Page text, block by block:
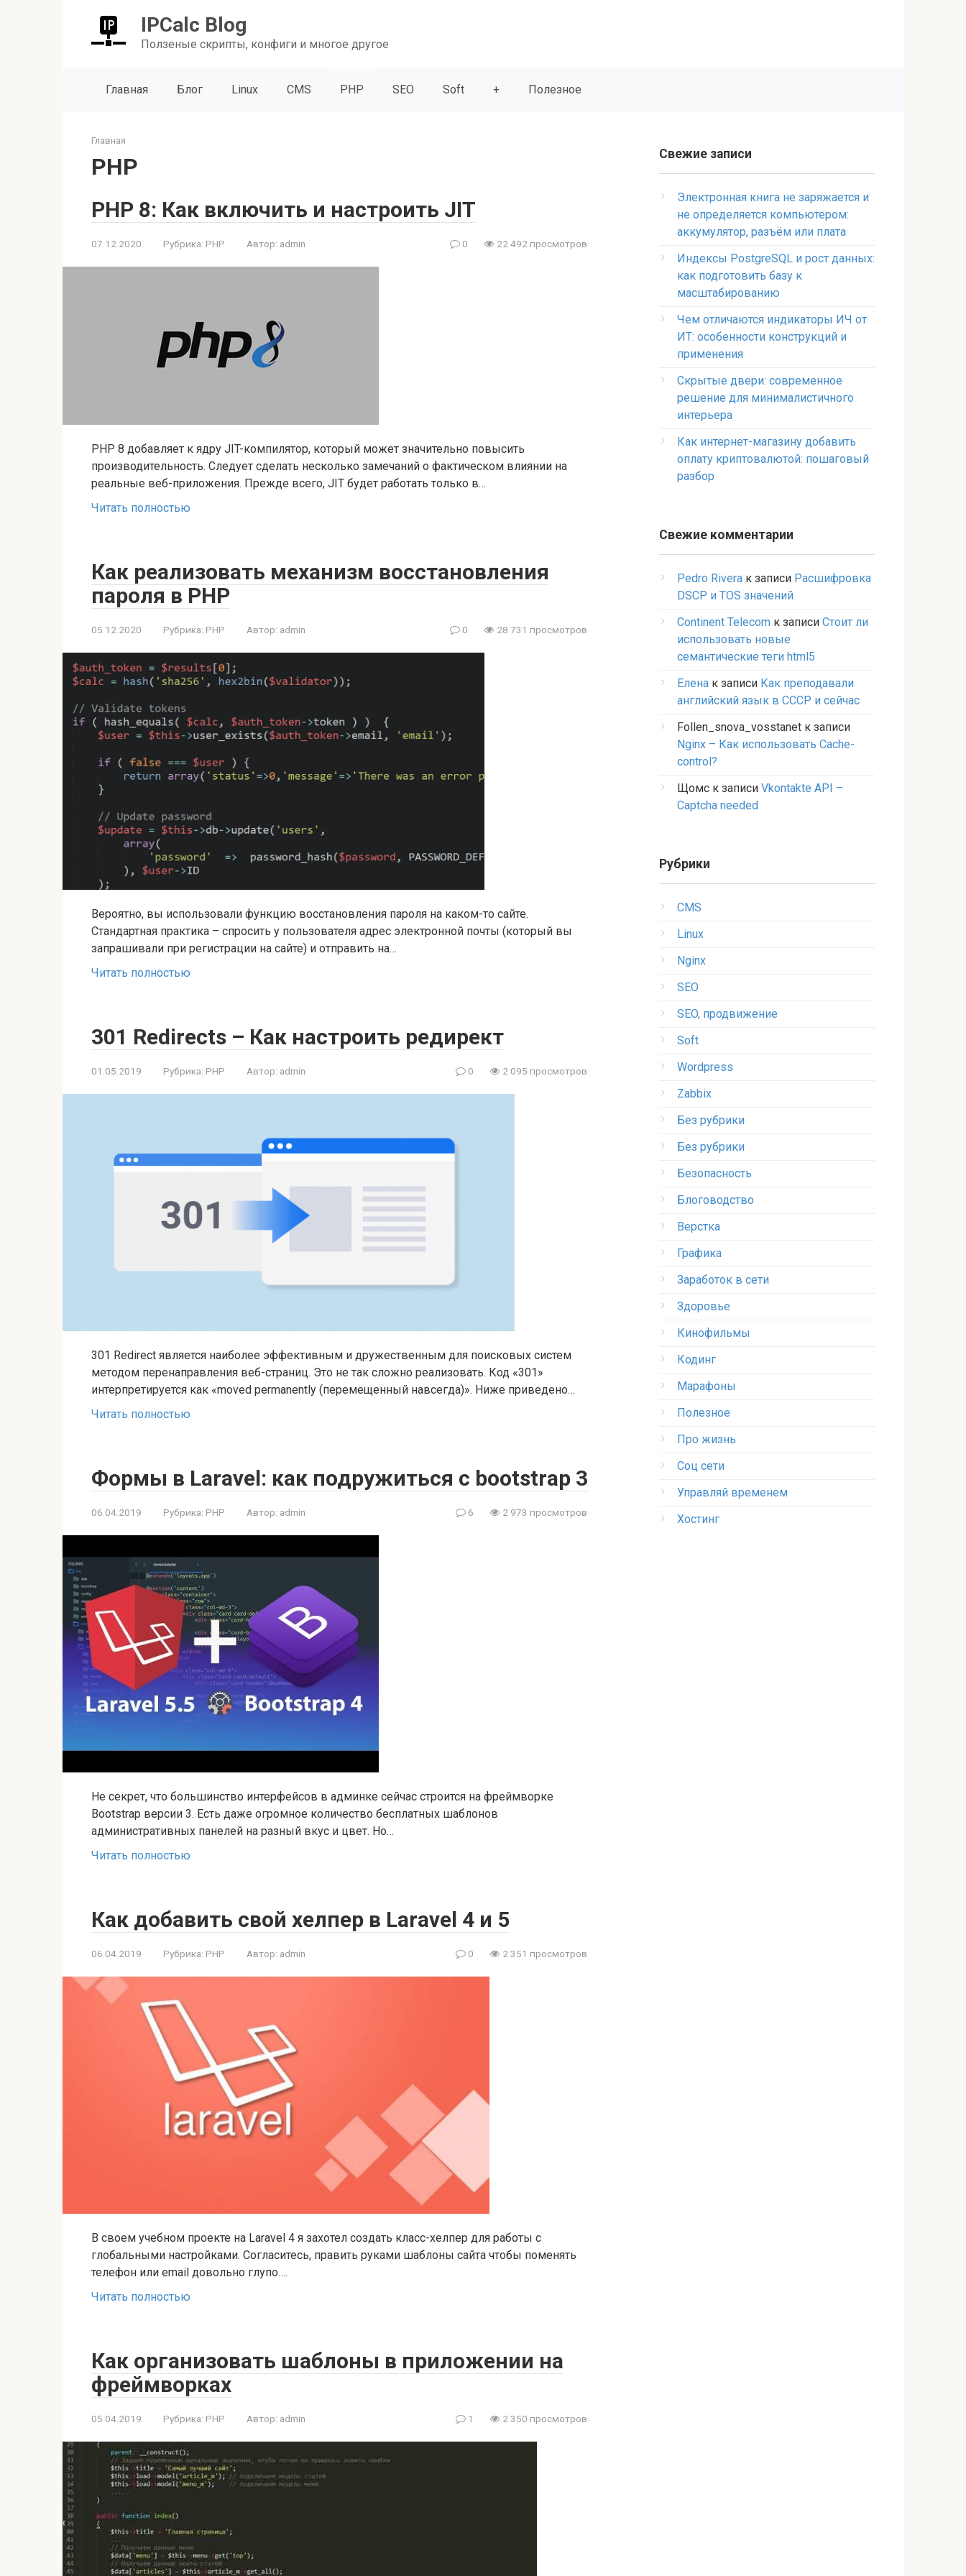
IPCalc Blog
Ползеные скрипты, конфиги и многое другое
Главная Блог Linux CMS PHP SEO Soft + Полезное
Главная
PHP
PHP 8: Как включить и настроить JIT
07.12.2020 Рубрика: PHP Автор: admin 0 22 492 просмотров
PHP 8 добавляет к ядру JIT-компилятор, который может значительно повысить
производительность. Следует сделать несколько замечаний о фактическом влиянии на
реальные веб-приложения. Прежде всего, JIT будет работать только в…
Читать полностью
Как реализовать механизм восстановления
пароля в PHP
05.12.2020 Рубрика: PHP Автор: admin 0 28 731 просмотров
Вероятно, вы использовали функцию восстановления пароля на каком-то сайте.
Стандартная практика – спросить у пользователя адрес электронной почты (который вы
запрашивали при регистрации на сайте) и отправить на…
Читать полностью
301 Redirects – Как настроить редирект
01.05.2019 Рубрика: PHP Автор: admin 0 2 095 просмотров
301 Redirect является наиболее эффективным и дружественным для поисковых систем
методом перенаправления веб-страниц. Это не так сложно реализовать. Код «301»
интерпретируется как «moved permanently (перемещенный навсегда)». Ниже приведено…
Читать полностью
Формы в Laravel: как подружиться с bootstrap 3
06.04.2019 Рубрика: PHP Автор: admin 6 2 973 просмотров
Не секрет, что большинство интерфейсов в админке сейчас строится на фреймворке
Bootstrap версии 3. Есть даже огромное количество бесплатных шаблонов
административных панелей на разный вкус и цвет. Но…
Читать полностью
Как добавить свой хелпер в Laravel 4 и 5
06.04.2019 Рубрика: PHP Автор: admin 0 2 351 просмотров
В своем учебном проекте на Laravel 4 я захотел создать класс-хелпер для работы с
глобальными настройками. Согласитесь, править руками шаблоны сайта чтобы поменять
телефон или email довольно глупо….
Читать полностью
Как организовать шаблоны в приложении на
фреймворках
05.04.2019 Рубрика: PHP Автор: admin 1 2 350 просмотров
Свежие записи
Электронная книга не заряжается и
не определяется компьютером:
аккумулятор, разъём или плата
Индексы PostgreSQL и рост данных:
как подготовить базу к
масштабированию
Чем отличаются индикаторы ИЧ от
ИТ: особенности конструкций и
применения
Скрытые двери: современное
решение для минималистичного
интерьера
Как интернет-магазину добавить
оплату криптовалютой: пошаговый
разбор
Свежие комментарии
Pedro Rivera к записи Расшифровка
DSCP и TOS значений
Continent Telecom к записи Стоит ли
использовать новые
семантические теги html5
Елена к записи Как преподавали
английский язык в СССР и сейчас
Follen_snova_vosstanet к записи
Nginx – Как использовать Cache-
control?
Щомс к записи Vkontakte API –
Captcha needed
Рубрики
CMS
Linux
Nginx
SEO
SEO, продвижение
Soft
Wordpress
Zabbix
Без рубрики
Без рубрики
Безопасность
Блоговодство
Верстка
Графика
Заработок в сети
Здоровье
Кинофильмы
Кодинг
Марафоны
Полезное
Про жизнь
Соц сети
Управляй временем
Хостинг